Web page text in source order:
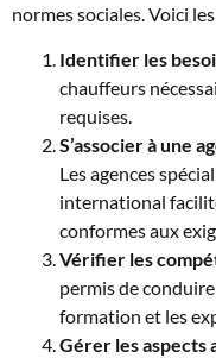
normes sociales. Voici
Identifier les
chauffeurs
requises.
S’associer à une
Les agences
international
conformes aux
Vérifier les
permis de
formation et les
Gérer les aspects